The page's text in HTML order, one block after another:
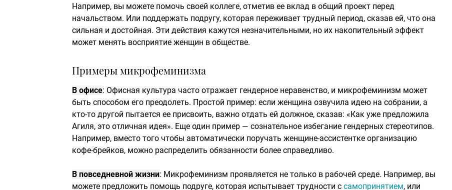
Например, вы можете помочь своей коллеге, отметив ее вклад в общий проект перед
начальством. Или поддержать подругу, которая переживает трудный период, сказав ей, что она
сильная и достойная. Эти действия кажутся незначительными, но их накопительный эффект
может менять восприятие женщин в обществе.
Примеры микрофеминизма
В офисе: Офисная культура часто отражает гендерное неравенство, и микрофеминизм может
быть способом его преодолеть. Простой пример: если женщина озвучила идею на собрании, а
кто-то другой пытается ее присвоить, важно отдать ей должное, сказав: «Как уже предложила
Агиля, это отличная идея». Еще один пример — сознательное избегание гендерных стереотипов.
Например, вместо того чтобы автоматически поручать женщине-ассистентке организацию
кофе-брейков, можно распределить обязанности более справедливо.
В повседневной жизни: Микрофеминизм проявляется не только в рабочей среде. Например, вы
можете предложить помощь подруге, которая испытывает трудности с самопринятием, или